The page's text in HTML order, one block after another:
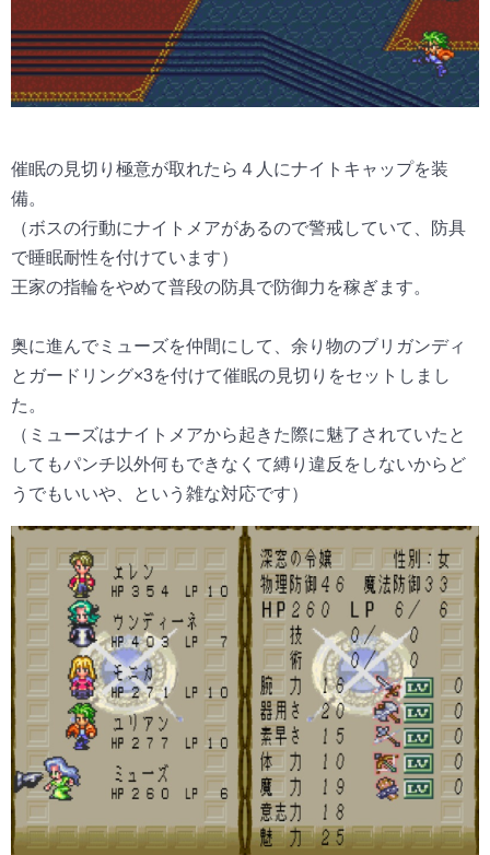
催眠の見切り極意が取れたら４人にナイトキャップを装
備。
（ボスの行動にナイトメアがあるので警戒していて、防具
で睡眠耐性を付けています）
王家の指輪をやめて普段の防具で防御力を稼ぎます。
奥に進んでミューズを仲間にして、 余り物のブリガンディ
とガードリング×3を付けて催眠の見切りをセットしまし
た。
（ミューズはナイトメアから起きた際に魅了されていたと
してもパンチ以外何もできなくて縛り違反をしないからど
うでもいいや、という雑な対応です）